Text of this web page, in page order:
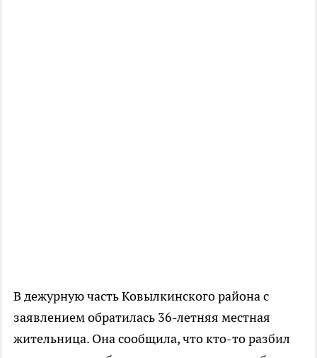
В дежурную часть Ковылкинского района с
заявлением обратилась 36-летняя местная
жительница. Она сообщила, что кто-то разбил